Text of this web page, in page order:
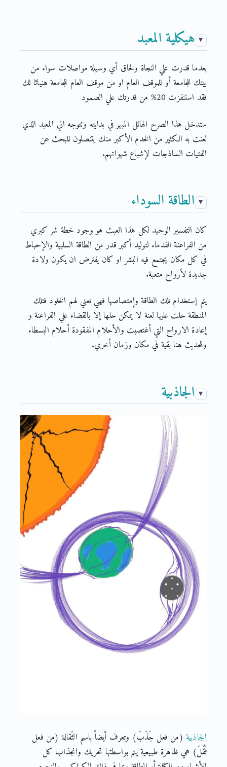
هيكلية المعبد
بعدما قدرت علي النجاة ولحاق أي وسيلة مواصلات سواء من
بيتك للجامعة أو للموقف العام او من موقف العام للجامعة هنيائا لك
فقد استنفزت 20% من قدرتك علي الصمود
ستدخل هذا الصرح الهائل المبهر في بدايته وتتوجه الي المعبد الذي
لعنت به الكثير من الخدم الأكبر منك يتنصلون للبحث عن
الفتيات الساذجات لإشباع شهواتهم.
الطاقة السوداء
كان التفسير الوحيد لكل هذا العبث هو وجود خطة شر كبري
من الفراعنة القدماء لتوليد أكبر قدر من الطاقة السلبية والإحباط
في كل مكان يجتمع فيه البشر او كان يفترض ان يكون ولادة
جديدة لأرواح متعبة.
يتم إستخدام تلك الطاقة وإمتصاصها فهي تعني لهم الخلود فتلك
المنطقة حلت عليها لعنة لا يمكن حلها إلا بالقضاء علي الفراعنة و
إعادة الارواح التي أغتصبت والأحلام المفقودة أحلام البسطاء
وللحديث هنا بقية في مكان وزمان أخري.
الجاذبية
الجاذبية (من فعل جَذَبَ) وتعرف أيضاً باسم الثَقالة (من فعل
ثَقُلَ) هي ظاهرة طبيعية يتم بواسطتها تحريك وانجذاب كل